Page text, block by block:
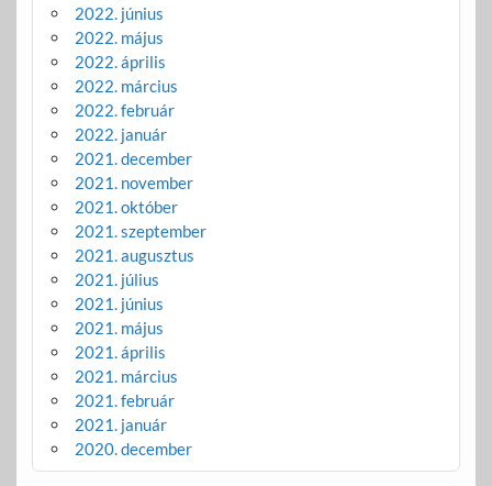
2022. június
2022. május
2022. április
2022. március
2022. február
2022. január
2021. december
2021. november
2021. október
2021. szeptember
2021. augusztus
2021. július
2021. június
2021. május
2021. április
2021. március
2021. február
2021. január
2020. december